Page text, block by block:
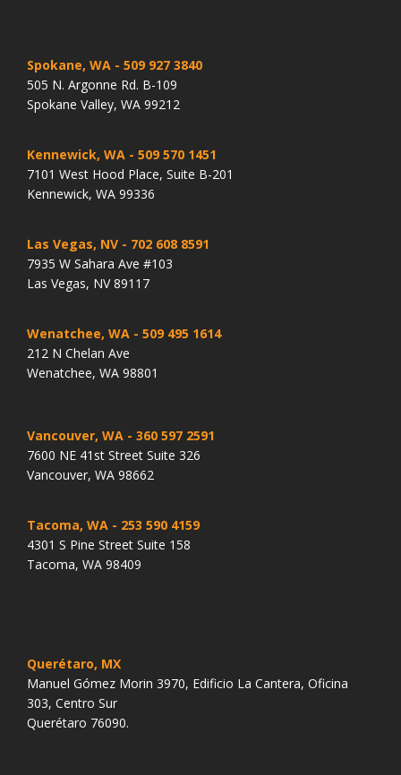
Spokane, WA - 509 927 3840
505 N. Argonne Rd. B-109
Spokane Valley, WA 99212
Kennewick, WA - 509 570 1451
7101 West Hood Place, Suite B-201
Kennewick, WA 99336
Las Vegas, NV - 702 608 8591
7935 W Sahara Ave #103
Las Vegas, NV 89117
Wenatchee, WA - 509 495 1614
212 N Chelan Ave
Wenatchee, WA 98801
Vancouver, WA - 360 597 2591
7600 NE 41st Street Suite 326
Vancouver, WA 98662
Tacoma, WA - 253 590 4159
4301 S Pine Street Suite 158
Tacoma, WA 98409
Querétaro, MX
Manuel Gómez Morin 3970, Edificio La Cantera, Oficina
303, Centro Sur
Querétaro 76090.